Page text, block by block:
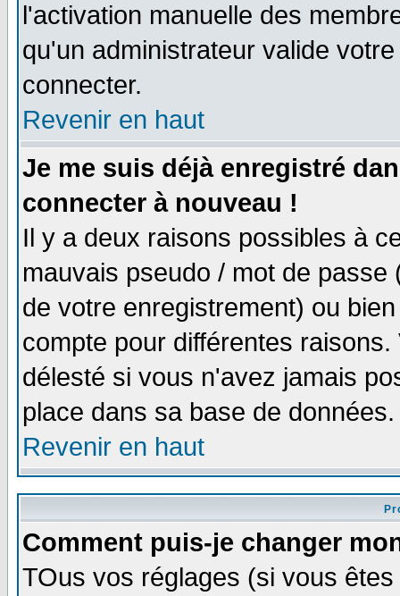
l'activation manuelle des
qu'un administrateur valide
connecter.
Revenir en haut
Je me suis déjà enregistré
connecter à nouveau !
Il y a deux raisons possibles à
mauvais pseudo / mot de
de votre enregistrement) ou
compte pour différentes
délesté si vous n'avez jamais
place dans sa base de
Revenir en haut
Comment puis-je changer
TOus vos réglages (si vous